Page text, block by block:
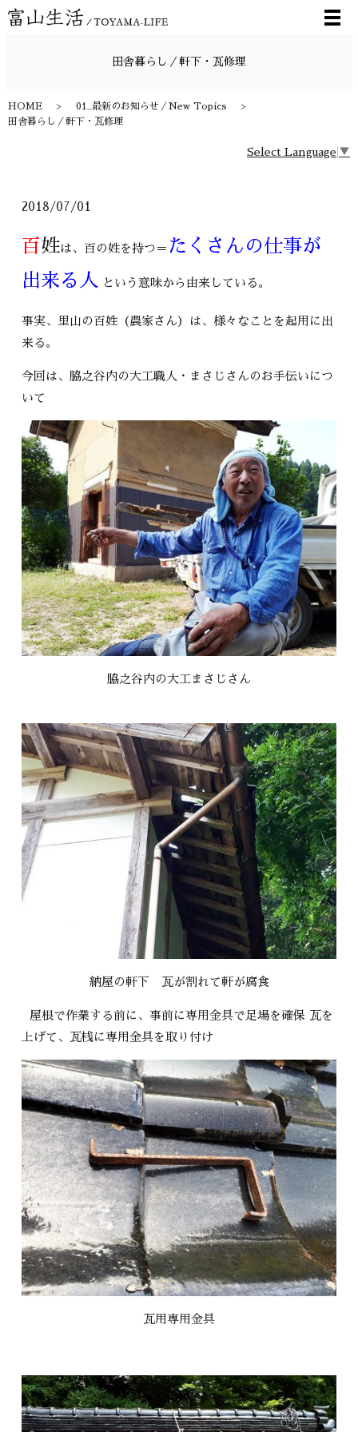
メ
田舎暮らし／軒下・瓦修理
HOME
01_最新のお知らせ／New Topics
田舎暮らし／軒下・瓦修理
Select Language ▼
2018/07/01
百姓は、百の姓を持つ＝ たくさんの仕事が
出来る人
という意味から由来している。
事実、里山の百姓（農家さん）は、様々なことを起用に出
来る。
今回は、脇之谷内の大工職人・まさじさんのお手伝いにつ
いて
脇之谷内の大工まさじさん
納屋の軒下 瓦が割れて軒が腐食
屋根で作業する前に、事前に専用金具で足場を確保 瓦を
上げて、瓦桟に専用金具を取り付け
瓦用専用金具